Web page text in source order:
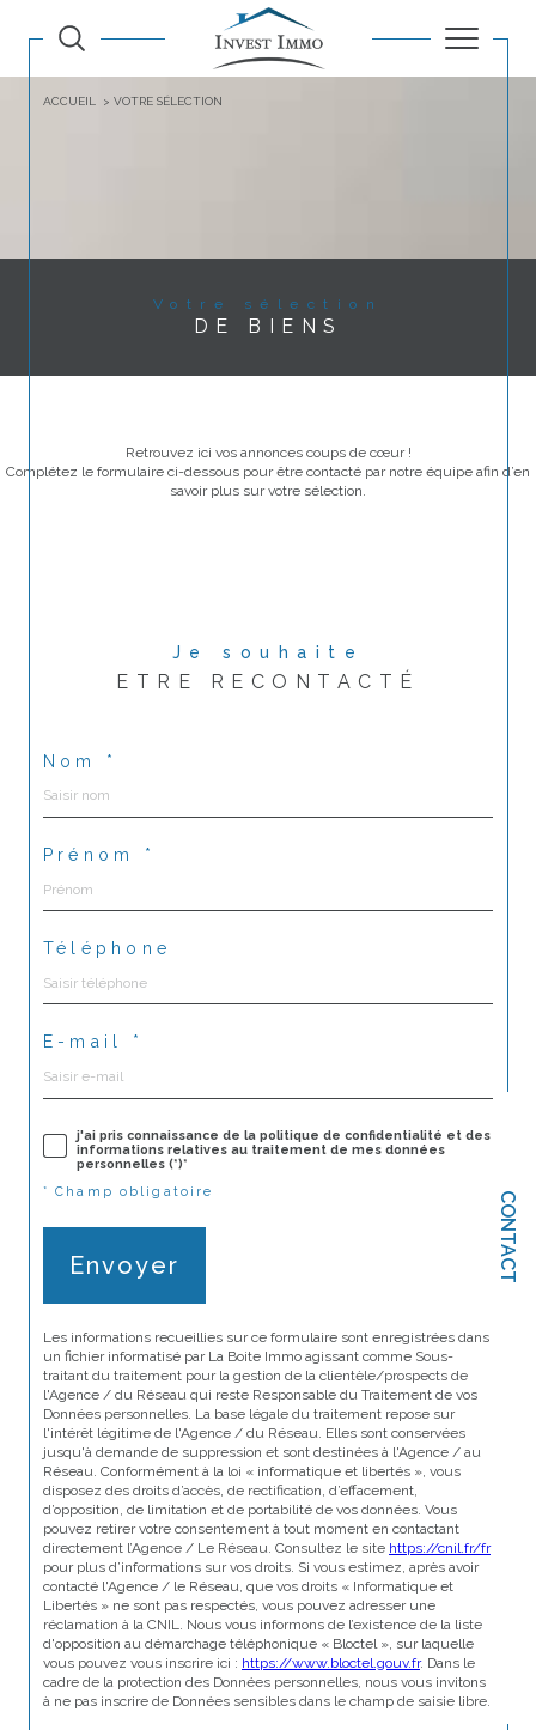
CONTACT
ACCUEIL VOTRE SÉLECTION
Votre sélection
DE BIENS
Retrouvez ici vos annonces coups de cœur !
Complétez le formulaire ci-dessous pour être contacté par notre équipe afin d’en
savoir plus sur votre sélection.
Je souhaite
ETRE RECONTACTÉ
Nom *
Prénom *
Téléphone
E-mail *
j'ai pris connaissance de la politique de confidentialité et des
informations relatives au traitement de mes données
personnelles (*)*
* Champ obligatoire
Envoyer
Les informations recueillies sur ce formulaire sont enregistrées dans
un fichier informatisé par La Boite Immo agissant comme Sous-
traitant du traitement pour la gestion de la clientèle/prospects de
l'Agence / du Réseau qui reste Responsable du Traitement de vos
Données personnelles. La base légale du traitement repose sur
l'intérêt légitime de l'Agence / du Réseau. Elles sont conservées
jusqu'à demande de suppression et sont destinées à l'Agence / au
Réseau. Conformément à la loi « informatique et libertés », vous
disposez des droits d’accès, de rectification, d’effacement,
d’opposition, de limitation et de portabilité de vos données. Vous
pouvez retirer votre consentement à tout moment en contactant
directement l’Agence / Le Réseau. Consultez le site https://cnil.fr/fr
pour plus d’informations sur vos droits. Si vous estimez, après avoir
contacté l'Agence / le Réseau, que vos droits « Informatique et
Libertés » ne sont pas respectés, vous pouvez adresser une
réclamation à la CNIL. Nous vous informons de l’existence de la liste
d'opposition au démarchage téléphonique « Bloctel », sur laquelle
vous pouvez vous inscrire ici : https://www.bloctel.gouv.fr. Dans le
cadre de la protection des Données personnelles, nous vous invitons
à ne pas inscrire de Données sensibles dans le champ de saisie libre.